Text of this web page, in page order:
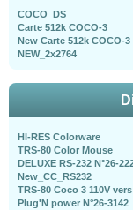
COCO_DS
Carte 512k COCO-3
New Carte 512k COCO-3
NEW_2x2764
HI-RES Colorware
TRS-80 Color Mouse
DELUXE RS-232 N°26-
New_CC_RS232
TRS-80 Coco 3 110V
Plug'N power N°26-3142